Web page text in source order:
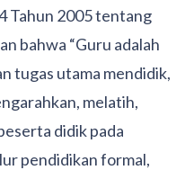
Tahun 2005 tentang
bahwa “Guru adalah
tugas utama mendidik,
melatih,
didik pada
pendidikan formal,